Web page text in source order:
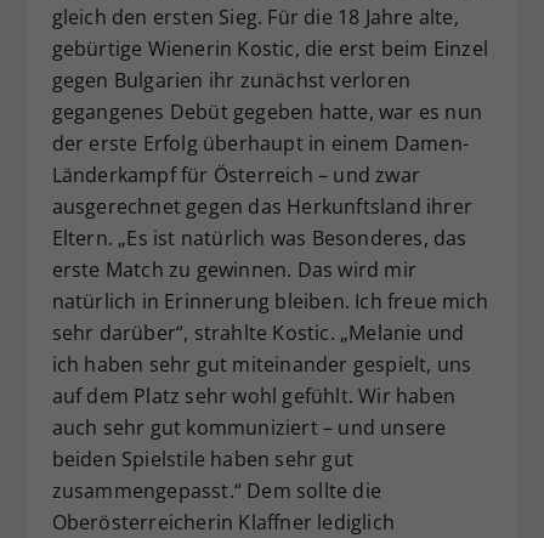
gleich den ersten Sieg. Für die 18 Jahre alte,
gebürtige Wienerin Kostic, die erst beim Einzel
gegen Bulgarien ihr zunächst verloren
gegangenes Debüt gegeben hatte, war es nun
der erste Erfolg überhaupt in einem Damen-
Länderkampf für Österreich – und zwar
ausgerechnet gegen das Herkunftsland ihrer
Eltern. „Es ist natürlich was Besonderes, das
erste Match zu gewinnen. Das wird mir
natürlich in Erinnerung bleiben. Ich freue mich
sehr darüber“, strahlte Kostic. „Melanie und
ich haben sehr gut miteinander gespielt, uns
auf dem Platz sehr wohl gefühlt. Wir haben
auch sehr gut kommuniziert – und unsere
beiden Spielstile haben sehr gut
zusammengepasst.“ Dem sollte die
Oberösterreicherin Klaffner lediglich